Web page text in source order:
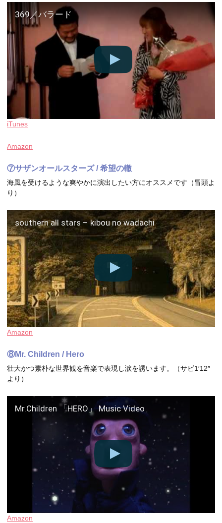
369／バラード
iTunes
Amazon
⑦サザンオールスターズ / 希望の轍
海風を受けるような爽やかに演出したい方にオススメです（冒頭よ
り）
southern all stars – kibou no wadachi
Amazon
⑧Mr. Children / Hero
壮大かつ素朴な世界観を音楽で表現し涙を誘います。（サビ1′12″
より）
Mr.Children 「HERO」 Music Video
Amazon